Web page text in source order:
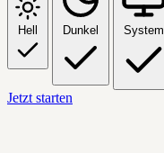
Hell Dunkel System
Jetzt starten